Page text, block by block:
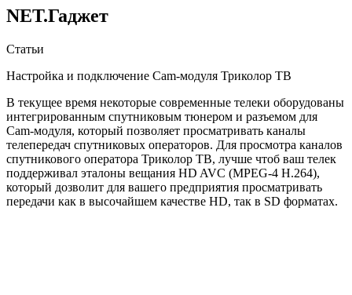
NET.Гаджет
Статьи
Настройка и подключение Cam-модуля Триколор ТВ
В текущее время некоторые современные телеки оборудованы
интегрированным спутниковым тюнером и разъемом для
Cam-модуля, который позволяет просматривать каналы
телепередач спутниковых операторов. Для просмотра каналов
спутникового оператора Триколор ТВ, лучше чтоб ваш телек
поддерживал эталоны вещания HD AVC (MPEG-4 H.264),
который дозволит для вашего предприятия просматривать
передачи как в высочайшем качестве HD, так в SD форматах.